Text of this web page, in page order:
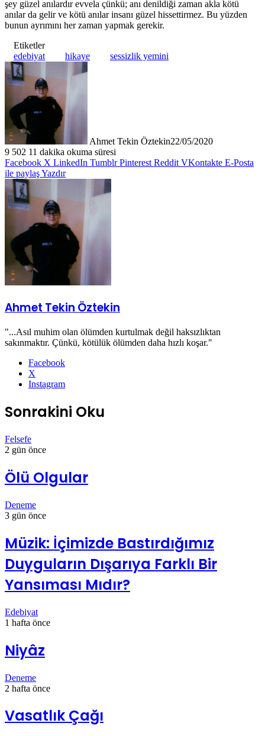
şey güzel anılardır evvela çünkü; anı denildiği zaman akla kötü
anılar da gelir ve kötü anılar insanı güzel hissettirmez. Bu yüzden
bunun ayrımını her zaman yapmak gerekir.
Etiketler
edebiyat
hikaye sessizlik yemini
Ahmet Tekin Öztekin22/05/2020
9 502 11 dakika okuma süresi
Facebook X LinkedIn Tumblr Pinterest Reddit VKontakte E-Posta
ile paylaşYazdır
Ahmet Tekin Öztekin
"...Asıl muhim olan ölümden kurtulmak değil haksızlıktan
sakınmaktır. Çünkü, kötülük ölümden daha hızlı koşar."
Facebook
X
Instagram
Sonrakini Oku
Felsefe
2 gün önce
Ölü Olgular
Deneme
3 gün önce
Müzik: İçimizde Bastırdığımız
Duyguların Dışarıya Farklı Bir
Yansıması Mıdır?
Edebiyat
1 hafta önce
Niyâz
Deneme
2 hafta önce
Vasatlık Çağı